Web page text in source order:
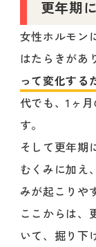
更年期
女性ホルモン
はたらきがあ
って変化する
代でも、1ヶ
す。
そして更年期
むくみに加え
みが起こりや
ここからは、
いて、掘り下